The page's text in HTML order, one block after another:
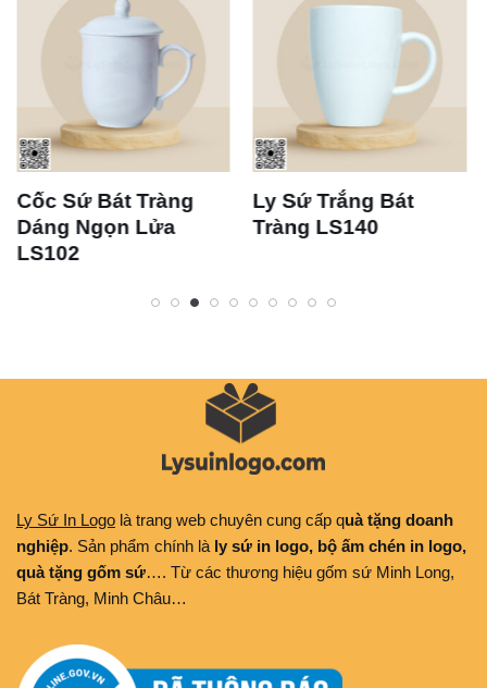
Cốc Sứ Bát Tràng
Dáng Ngọn Lửa
LS102
Ly Sứ Trắng Bát
Tràng LS140
Ly Sứ In Logo là trang web chuyên cung cấp quà tặng doanh
nghiệp. Sản phẩm chính là ly sứ in logo, bộ ấm chén in logo,
quà tặng gốm sứ…. Từ các thương hiệu gốm sứ Minh Long,
Bát Tràng, Minh Châu…